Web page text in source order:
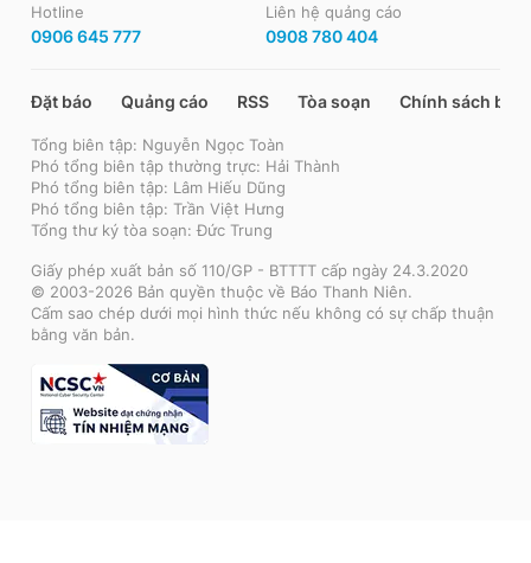
Hotline
0906 645 777
Liên hệ quảng cáo
0908 780 404
Đặt báo Quảng cáo RSS Tòa soạn Chính sách bảo
Tổng biên tập: Nguyễn Ngọc Toàn
Phó tổng biên tập thường trực: Hải Thành
Phó tổng biên tập: Lâm Hiếu Dũng
Phó tổng biên tập: Trần Việt Hưng
Tổng thư ký tòa soạn: Đức Trung
Giấy phép xuất bản số 110/GP - BTTTT cấp ngày 24.3.2020
© 2003-2026 Bản quyền thuộc về Báo Thanh Niên.
Cấm sao chép dưới mọi hình thức nếu không có sự chấp thuận
bằng văn bản.